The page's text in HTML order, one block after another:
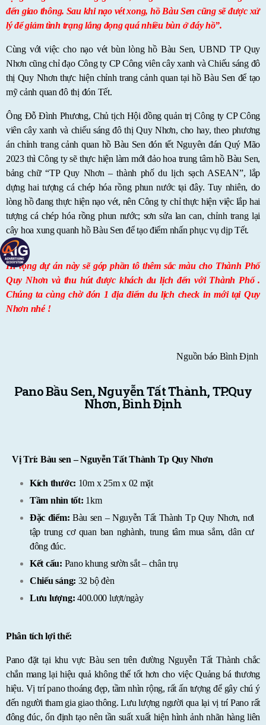
đến giao thông. Sau khi nạo vét xong, hồ Bàu Sen cũng sẽ được xử
lý để giảm tình trạng lắng đọng quá nhiều bùn ở đáy hồ”.
Cùng với việc cho nạo vét bùn lòng hồ Bàu Sen, UBND TP Quy
Nhơn cũng chỉ đạo Công ty CP Công viên cây xanh và Chiếu sáng đô
thị Quy Nhơn thực hiện chỉnh trang cảnh quan tại hồ Bàu Sen để tạo
mỹ cảnh quan đô thị đón Tết.
Ông Đỗ Đình Phương, Chủ tịch Hội đồng quản trị Công ty CP Công
viên cây xanh và chiếu sáng đô thị Quy Nhơn, cho hay, theo phương
án chỉnh trang cảnh quan hồ Bàu Sen đón tết Nguyên đán Quý Mão
2023 thì Công ty sẽ thực hiện làm mới đảo hoa trung tâm hồ Bàu Sen,
bảng chữ “TP Quy Nhơn – thành phố du lịch sạch ASEAN”, lắp
dựng hai tượng cá chép hóa rồng phun nước tại đây. Tuy nhiên, do
lòng hồ đang thực hiện nạo vét, nên Công ty chỉ thực hiện việc lắp hai
tượng cá chép hóa rồng phun nước; sơn sửa lan can, chỉnh trang lại
cây hoa xung quanh hồ Bàu Sen để tạo điểm nhấn phục vụ dịp Tết.
Hi vọng dự án này sẽ góp phần tô thêm sắc màu cho Thành Phố
Quy Nhơn và thu hút được khách du lịch đến với Thành Phố .
Chúng ta cùng chờ đón 1 địa điểm du lịch check in mới tại Quy
Nhơn nhé !
Nguồn báo Bình Định
Pano Bầu Sen, Nguyễn Tất Thành, TP.Quy
Nhơn, Bình Định
Vị Trí: Bàu sen – Nguyễn Tất Thành Tp Quy Nhơn
Kích thước: 10m x 25m x 02 mặt
Tầm nhìn tốt: 1km
Đặc điểm: Bàu sen – Nguyễn Tất Thành Tp Quy Nhơn, nơi
tập trung cơ quan ban nghành, trung tâm mua sắm, dân cư
đông đúc.
Kết cấu: Pano khung sườn sắt – chân trụ
Chiếu sáng: 32 bộ đèn
Lưu lượng: 400.000 lượt/ngày
Phân tích lợi thế:
Pano đặt tại khu vực Bàu sen trên đường Nguyễn Tất Thành chắc
chắn mang lại hiệu quả không thể tốt hơn cho việc Quảng bá thương
hiệu. Vị trí pano thoáng đẹp, tầm nhìn rộng, rất ấn tượng để gây chú ý
đến người tham gia giao thông. Lưu lượng người qua lại vị trí Pano rất
đông đúc, ổn định tạo nên tần suất xuất hiện hình ảnh nhãn hàng liên